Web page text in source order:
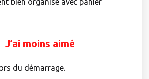
bien organisé avec panier
J’ai moins aimé
du démarrage.